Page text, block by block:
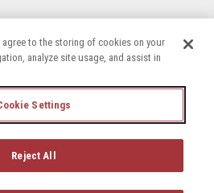
Zásady používání souborů cookie
LLC. All rights reserved.
agree to the storing of cookies on your
analyze site usage, and assist in
Settings
Reject All